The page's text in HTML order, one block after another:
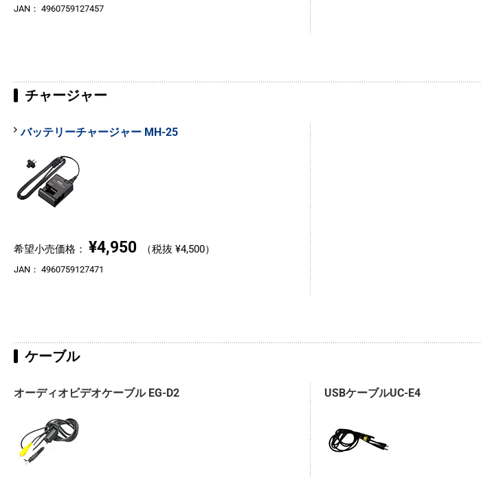
JAN： 4960759127457
チャージャー
バッテリーチャージャー MH-25
希望小売価格： ¥4,950 （税抜 ¥4,500）
JAN： 4960759127471
ケーブル
オーディオビデオケーブル EG-D2 USBケーブルUC-E4